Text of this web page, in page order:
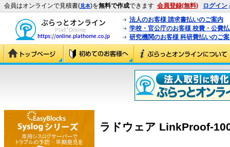
会員はオンラインで見積書(見本)を無料で作成できます 会員登録(無料) ログイン
法人のお客様 請求書払いのご案内
学校・官公庁のお客様 校費・公費
研究機関のお客様 科研費払いのご
ラドウェア LinkProof-